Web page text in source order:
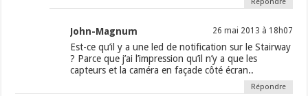
Répondre
John-Magnum 26 mai 2013 à 18h07
Est-ce qu’il y a une led de notification sur le Stairway
? Parce que j’ai l’impression qu’il n’y a que les
capteurs et la caméra en façade côté écran..
Répondre